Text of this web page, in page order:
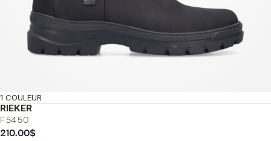
RIEKER
F5450
1 COULEUR
210.00$